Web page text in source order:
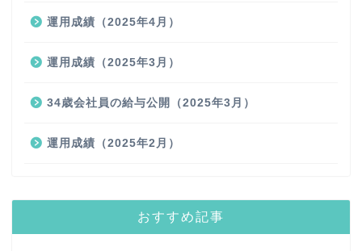
運用成績（2025年4月）
運用成績（2025年3月）
34歳会社員の給与公開（2025年3月）
運用成績（2025年2月）
おすすめ記事